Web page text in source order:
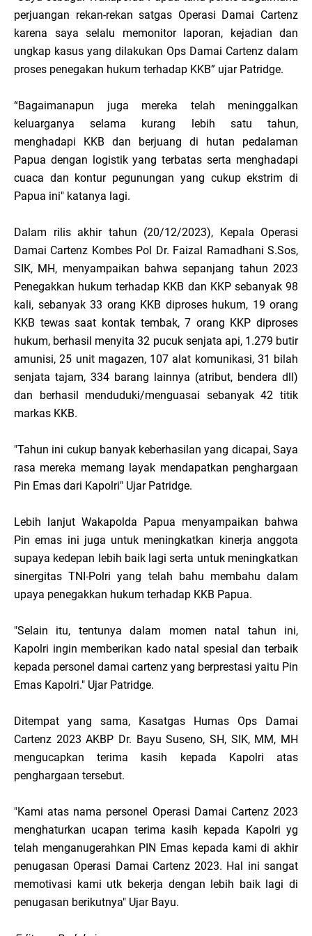
perjuangan rekan-rekan satgas Operasi Damai Cartenz
karena saya selalu memonitor laporan, kejadian dan
ungkap kasus yang dilakukan Ops Damai Cartenz dalam
proses penegakan hukum terhadap KKB” ujar Patridge.
“Bagaimanapun juga mereka telah meninggalkan
keluarganya selama kurang lebih satu tahun,
menghadapi KKB dan berjuang di hutan pedalaman
Papua dengan logistik yang terbatas serta menghadapi
cuaca dan kontur pegunungan yang cukup ekstrim di
Papua ini" katanya lagi.
Dalam rilis akhir tahun (20/12/2023), Kepala Operasi
Damai Cartenz Kombes Pol Dr. Faizal Ramadhani S.Sos,
SIK, MH, menyampaikan bahwa sepanjang tahun 2023
Penegakkan hukum terhadap KKB dan KKP sebanyak 98
kali, sebanyak 33 orang KKB diproses hukum, 19 orang
KKB tewas saat kontak tembak, 7 orang KKP diproses
hukum, berhasil menyita 32 pucuk senjata api, 1.279 butir
amunisi, 25 unit magazen, 107 alat komunikasi, 31 bilah
senjata tajam, 334 barang lainnya (atribut, bendera dll)
dan berhasil menduduki/menguasai sebanyak 42 titik
markas KKB.
"Tahun ini cukup banyak keberhasilan yang dicapai, Saya
rasa mereka memang layak mendapatkan penghargaan
Pin Emas dari Kapolri" Ujar Patridge.
Lebih lanjut Wakapolda Papua menyampaikan bahwa
Pin emas ini juga untuk meningkatkan kinerja anggota
supaya kedepan lebih baik lagi serta untuk meningkatkan
sinergitas TNI-Polri yang telah bahu membahu dalam
upaya penegakkan hukum terhadap KKB Papua.
"Selain itu, tentunya dalam momen natal tahun ini,
Kapolri ingin memberikan kado natal spesial dan terbaik
kepada personel damai cartenz yang berprestasi yaitu Pin
Emas Kapolri." Ujar Patridge.
Ditempat yang sama, Kasatgas Humas Ops Damai
Cartenz 2023 AKBP Dr. Bayu Suseno, SH, SIK, MM, MH
mengucapkan terima kasih kepada Kapolri atas
penghargaan tersebut.
"Kami atas nama personel Operasi Damai Cartenz 2023
menghaturkan ucapan terima kasih kepada Kapolri yg
telah menganugerahkan PIN Emas kepada kami di akhir
penugasan Operasi Damai Cartenz 2023. Hal ini sangat
memotivasi kami utk bekerja dengan lebih baik lagi di
penugasan berikutnya" Ujar Bayu.